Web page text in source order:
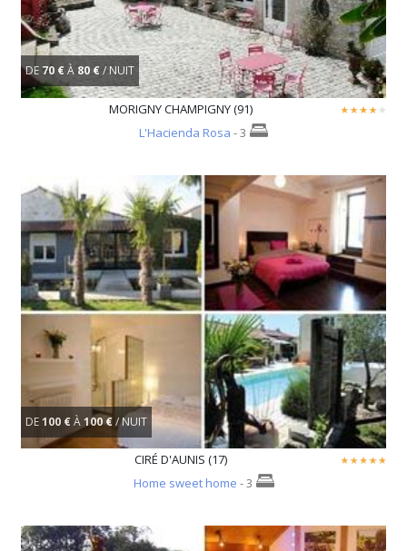
DE 70 €À 80 €/ NUIT
MORIGNY CHAMPIGNY (91)
L'Hacienda Rosa - 3
DE100 €À100 €/ NUIT
CIRÉ D'AUNIS (17)
Home sweet home - 3